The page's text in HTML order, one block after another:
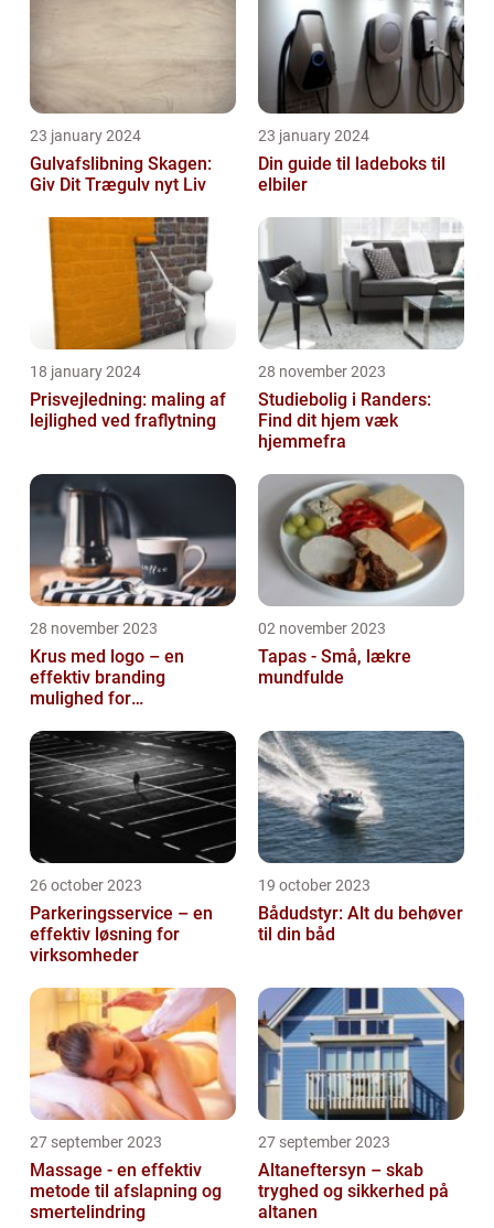
23 january 2024
Gulvafslibning Skagen:
Giv Dit Trægulv nyt Liv
23 january 2024
Din guide til ladeboks til
elbiler
18 january 2024
Prisvejledning: maling af
lejlighed ved fraflytning
28 november 2023
Studiebolig i Randers:
Find dit hjem væk
hjemmefra
28 november 2023
Krus med logo – en
effektiv branding
mulighed for
02 november 2023
Tapas - Små, lækre
mundfulde
26 october 2023
Parkeringsservice – en
effektiv løsning for
virksomheder
19 october 2023
Bådudstyr: Alt du behøver
til din båd
27 september 2023
Massage - en effektiv
metode til afslapning og
smertelindring
27 september 2023
Altaneftersyn – skab
tryghed og sikkerhed på
altanen